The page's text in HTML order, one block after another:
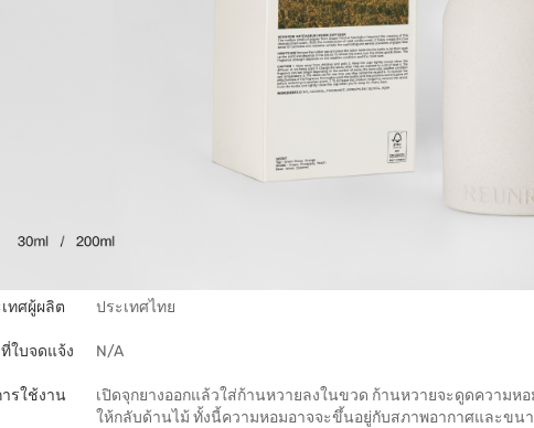
ทศผู้ผลิต ประเทศไทย
ใบจดแจ้ง N/A
รใช้งาน
เปิดจุกยางออกแล้วใส่ก้านหวายลงในขวด ก้านหวายจะดูดความห
ให้กลับด้านไม้ ทั้งนี้ความหอมอาจจะขึ้นอยู่กับสภาพอากาศและขน